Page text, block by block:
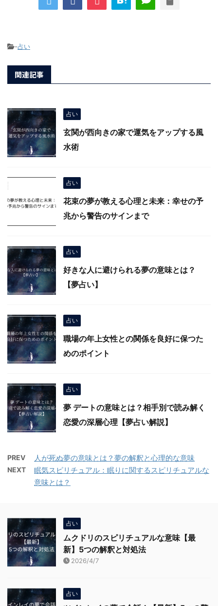
-占い
関連記事
占い
玄関が西向きの家で運気をアップする風
水術
占い
花束の夢が教える心理と未来：幸せの予
兆から警告のサインまで
占い
好きな人に避けられる夢の意味とは？
【夢占い】
占い
職場の年上女性との関係を良好に保つた
めのポイント
占い
夢 デートの意味とは？相手別で読み解く
恋愛の深層心理【夢占い解説】
PREV 人が死ぬ夢の意味とは？夢の解釈と心理的な意味
NEXT
眠気スピリチュアル：眠りに関するスピリチュアルな
意味とは？
占い
ムクドリのスピリチュアルな意味【最
新】5つの解釈と対処法
2026/4/7
占い